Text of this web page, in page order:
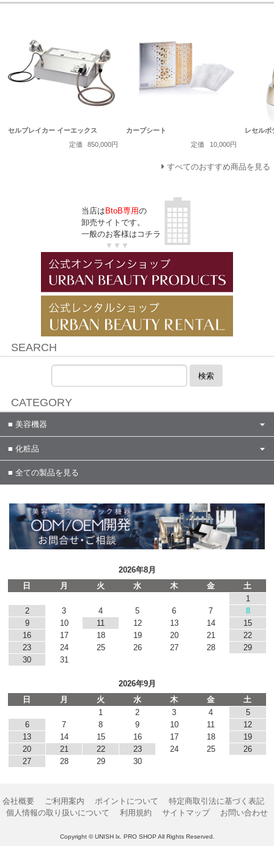
セルブレイカー イーエックス
定価
850,000円
カーブシート
定価
10,000円
レセルボ
すべてのおすすめ商品を見る
当店は BtoB専用の
卸売サイトです。
一般のお客様はコチラ
▼▼▼
SEARCH
検索
CATEGORY
美容機器
化粧品
全ての製品を見る
2026年8月
日
月 火 水 木 金
土
1
2
3 4 5 6 7
8
9
10 11 12 13 14
15
16
17 18 19 20 21
22
23
24 25 26 27 28
29
30
31
2026年9月
日
月 火 水 木 金
土
1
2 3 4
5
6
7 8 9 10 11
12
13
14 15 16 17 18
19
20
21 22 23 24 25
26
27
28 29 30
会社概要 ご利用案内 ポイントについて
特定商取引法に基づく表記
個人情報の取り扱いについて
利用規約 サイトマップ お問い合わせ
Copyright © UNISH lx. PRO SHOP All Rights Reserved.